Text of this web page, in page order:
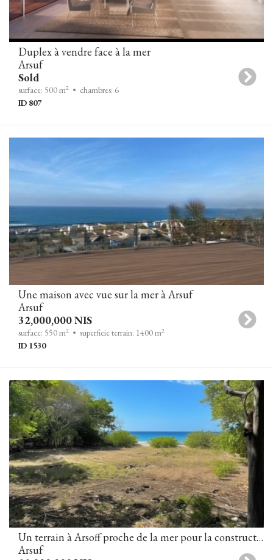
Duplex à vendre face à la mer
Arsuf
Sold
surface: 500 m2 • chambres: 6
ID 807
Une maison avec vue sur la mer à Arsuf
Arsuf
32,000,000 NIS
surface: 550 m2 • superficie terrain: 1400 m2
ID 1530
Un terrain à Arsoff proche de la mer pour la construction de 2 villas (en cours d'obtention d'un permis de construire)
Arsuf